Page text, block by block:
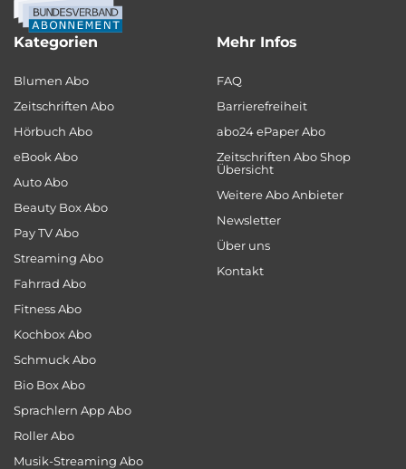
Kategorien
Blumen Abo
Zeitschriften Abo
Hörbuch Abo
eBook Abo
Auto Abo
Beauty Box Abo
Pay TV Abo
Streaming Abo
Fahrrad Abo
Fitness Abo
Kochbox Abo
Schmuck Abo
Bio Box Abo
Sprachlern App Abo
Roller Abo
Musik-Streaming Abo
Mehr Infos
FAQ
Barrierefreiheit
abo24 ePaper Abo
Zeitschriften Abo Shop
Übersicht
Weitere Abo Anbieter
Newsletter
Über uns
Kontakt